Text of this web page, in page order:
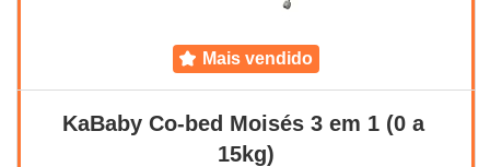
mais vendido
KaBaby Co-bed Moisés 3 em 1 (0 a
15kg)